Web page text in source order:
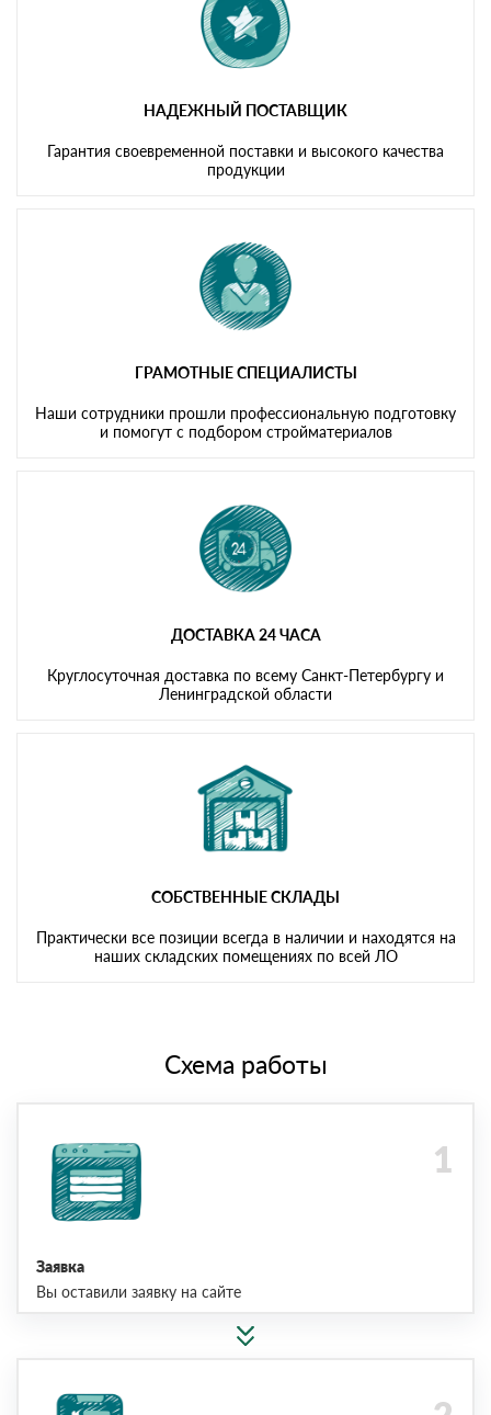
НАДЕЖНЫЙ ПОСТАВЩИК
Гарантия своевременной поставки и высокого качества
продукции
ГРАМОТНЫЕ СПЕЦИАЛИСТЫ
Наши сотрудники прошли профессиональную подготовку
и помогут с подбором стройматериалов
ДОСТАВКА 24 ЧАСА
Круглосуточная доставка по всему Санкт-Петербургу и
Ленинградской области
СОБСТВЕННЫЕ СКЛАДЫ
Практически все позиции всегда в наличии и находятся на
наших складских помещениях по всей ЛО
Схема работы
Заявка
Вы оставили заявку на сайте